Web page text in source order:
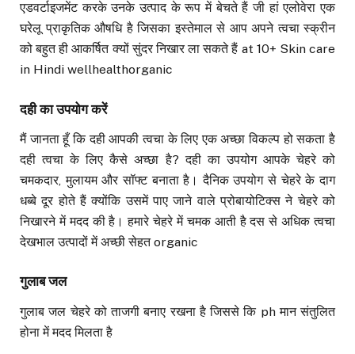
एडवर्टाइजमेंट करके उनके उत्पाद के रूप में बेचते हैं जी हां एलोवेरा एक
घरेलू प्राकृतिक औषधि है जिसका इस्तेमाल से आप अपने त्वचा स्क्रीन
को बहुत ही आकर्षित क्यों सुंदर निखार ला सकते हैं at 10+ Skin care
in Hindi wellhealthorganic
दही का उपयोग करें
मैं जानता हूँ कि दही आपकी त्वचा के लिए एक अच्छा विकल्प हो सकता है
दही त्वचा के लिए कैसे अच्छा है? दही का उपयोग आपके चेहरे को
चमकदार, मुलायम और सॉफ्ट बनाता है। दैनिक उपयोग से चेहरे के दाग
धब्बे दूर होते हैं क्योंकि उसमें पाए जाने वाले प्रोबायोटिक्स ने चेहरे को
निखारने में मदद की है। हमारे चेहरे में चमक आती है दस से अधिक त्वचा
देखभाल उत्पादों में अच्छी सेहत organic
गुलाब जल
गुलाब जल चेहरे को ताजगी बनाए रखना है जिससे कि ph मान संतुलित
होना में मदद मिलता है